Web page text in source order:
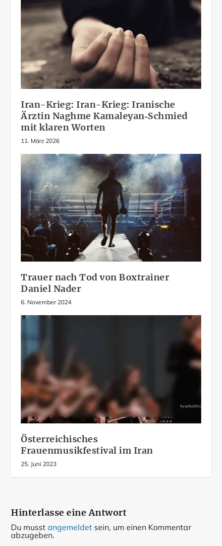
Iran-Krieg: Iran-Krieg: Iranische
Ärztin Naghme Kamaleyan‑Schmied
mit klaren Worten
11. März 2026
Trauer nach Tod von Boxtrainer
Daniel Nader
6. November 2024
Österreichisches
Frauenmusikfestival im Iran
25. Juni 2023
Hinterlasse eine Antwort
Du musstangemeldet sein, um einen Kommentar
abzugeben.